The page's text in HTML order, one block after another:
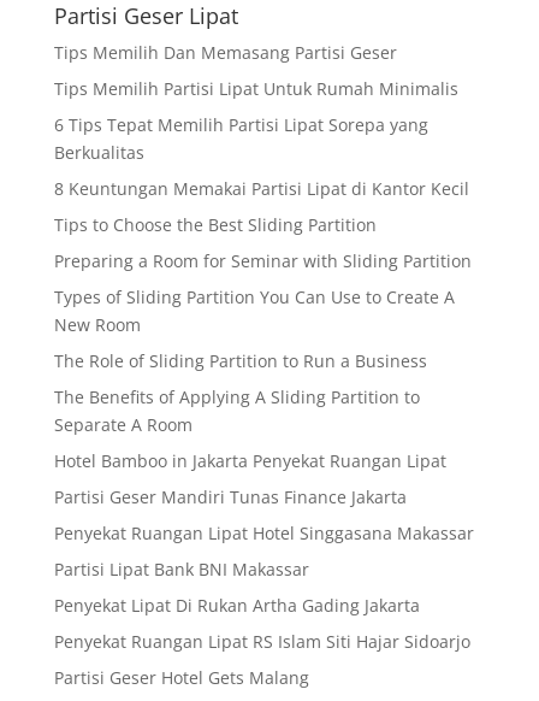
Partisi Geser Lipat
Tips Memilih Dan Memasang Partisi Geser
Tips Memilih Partisi Lipat Untuk Rumah Minimalis
6 Tips Tepat Memilih Partisi Lipat Sorepa yang
Berkualitas
8 Keuntungan Memakai Partisi Lipat di Kantor Kecil
Tips to Choose the Best Sliding Partition
Preparing a Room for Seminar with Sliding Partition
Types of Sliding Partition You Can Use to Create A
New Room
The Role of Sliding Partition to Run a Business
The Benefits of Applying A Sliding Partition to
Separate A Room
Hotel Bamboo in Jakarta Penyekat Ruangan Lipat
Partisi Geser Mandiri Tunas Finance Jakarta
Penyekat Ruangan Lipat Hotel Singgasana Makassar
Partisi Lipat Bank BNI Makassar
Penyekat Lipat Di Rukan Artha Gading Jakarta
Penyekat Ruangan Lipat RS Islam Siti Hajar Sidoarjo
Partisi Geser Hotel Gets Malang